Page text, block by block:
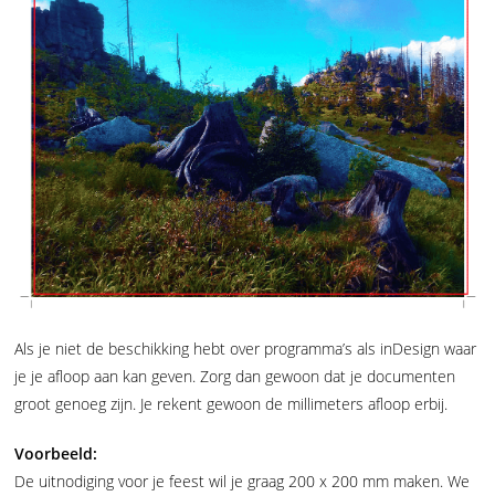
Als je niet de beschikking hebt over programma’s als inDesign waar
je je afloop aan kan geven. Zorg dan gewoon dat je documenten
groot genoeg zijn. Je rekent gewoon de millimeters afloop erbij.
Voorbeeld:
De uitnodiging voor je feest wil je graag 200 x 200 mm maken. We